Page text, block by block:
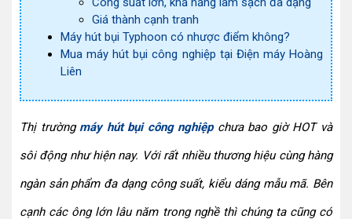
Giá thành cạnh tranh
Máy hút bụi Typhoon có nhược điểm không?
Mua máy hút bụi công nghiệp tại Điện máy Hoàng
Liên
Thị trường máy hút bụi công nghiệp chưa bao giờ HOT và
sôi động như hiện nay. Với rất nhiều thương hiệu cùng hàng
ngàn sản phẩm đa dạng công suất, kiểu dáng mẫu mã. Bên
cạnh các ông lớn lâu năm trong nghề thì chúng ta cũng có